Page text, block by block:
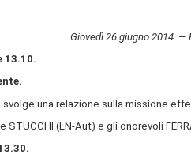
Giovedì 26 giugno 2014. —
13.10.
una relazione sulla missione
(LN-Aut) e gli onorevoli